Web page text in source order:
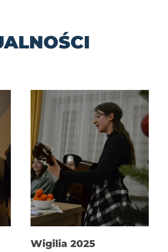
Wigilia 2025